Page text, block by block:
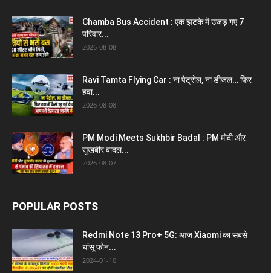
Chamba Bus Accident : एक झटके में उजड़ गए 7
परिवार...
2026-08-08
Ravi Tamta Flying Car : ना पेट्रोल, ना डीजल… फिर
हवा...
2026-08-08
PM Modi Meets Sukhbir Badal : PM मोदी और
सुखबीर बादल...
2026-08-07
POPULAR POSTS
Redmi Note 13 Pro+ 5G: आज Xiaomi का सबसे
धांसू फोन...
2024-01-10